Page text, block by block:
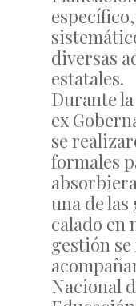
diversas
estatales.
Durante
ex
se
formales
una de
calado en
gestión
Nacional